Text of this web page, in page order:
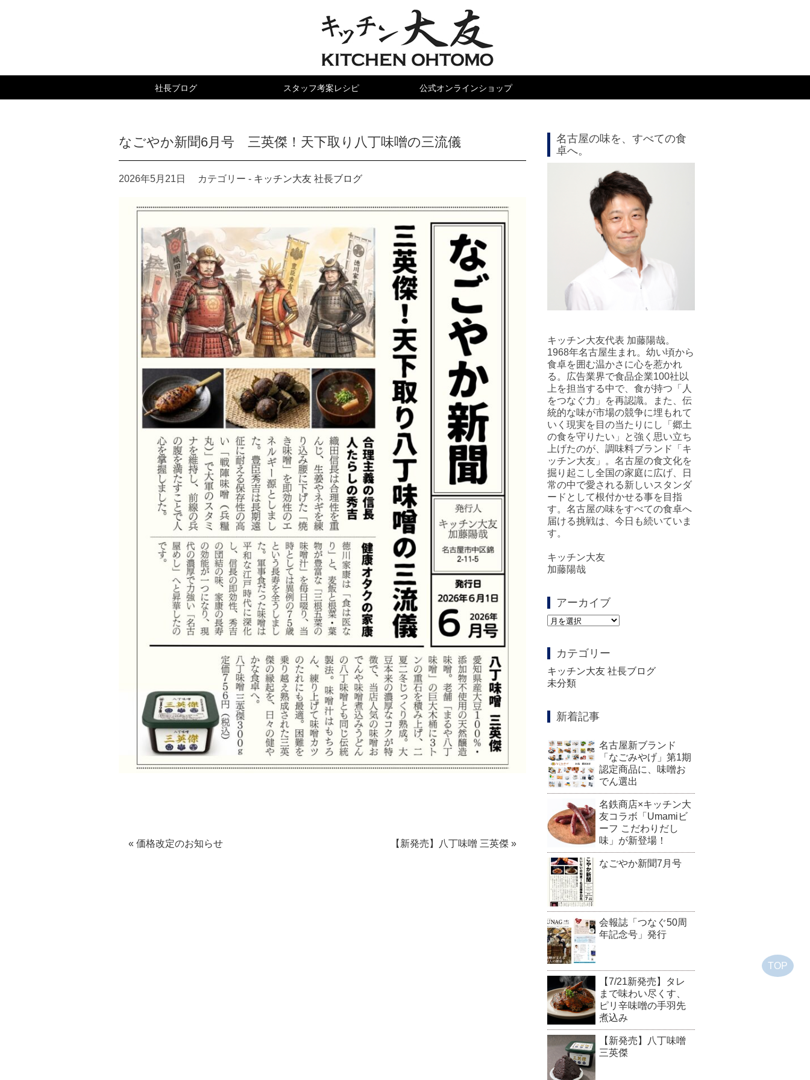
社長ブログ スタッフ考案レシピ 公式オンラインショップ
TOP
なごやか新聞6月号 三英傑！天下取り八丁味噌の三流儀
2026年5月21日 カテゴリー - キッチン大友 社長ブログ
« 価格改定のお知らせ 【新発売】八丁味噌 三英傑 »
名古屋の味を、すべての食
卓へ。
キッチン大友代表 加藤陽哉。
1968年名古屋生まれ。幼い頃から
食卓を囲む温かさに心を惹かれ
る。広告業界で食品企業100社以
上を担当する中で、食が持つ「人
をつなぐ力」を再認識。また、伝
統的な味が市場の競争に埋もれて
いく現実を目の当たりにし「郷土
の食を守りたい」と強く思い立ち
上げたのが、調味料ブランド「キ
ッチン大友」。名古屋の食文化を
掘り起こし全国の家庭に広げ、日
常の中で愛される新しいスタンダ
ードとして根付かせる事を目指
す。名古屋の味をすべての食卓へ
届ける挑戦は、今日も続いていま
す。
キッチン大友
加藤陽哉
アーカイブ
ア
ブ
カテゴリー
キッチン大友 社長ブログ
未分類
新着記事
名古屋新ブランド
「なごみやげ」第1期
認定商品に、味噌お
でん選出
名鉄商店×キッチン大
友コラボ「Umamiビ
ーフ こだわりだし
味」が新登場！
なごやか新聞7月号
会報誌「つなぐ50周
年記念号」発行
【7/21新発売】タレ
まで味わい尽くす、
ピリ辛味噌の手羽先
煮込み
【新発売】八丁味噌
三英傑